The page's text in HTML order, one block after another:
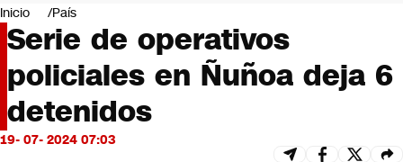
Negocios
Deportes
Programas completos
Cultura
Servicios
Bits
CNN tiempo
Inicio País
Serie de operativos
policiales en Ñuñoa deja 6
detenidos
19- 07- 2024 07:03